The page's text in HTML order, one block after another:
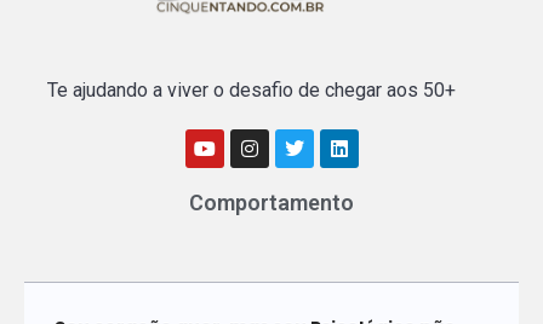
Te ajudando a viver o desafio de chegar aos 50+
Comportamento